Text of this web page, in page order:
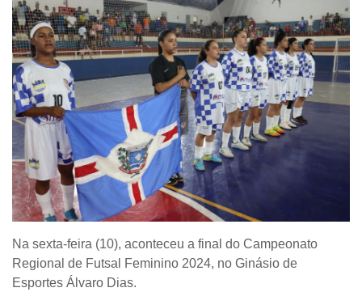
Na sexta-feira (10), aconteceu a final do Campeonato
Regional de Futsal Feminino 2024, no Ginásio de
Esportes Álvaro Dias.